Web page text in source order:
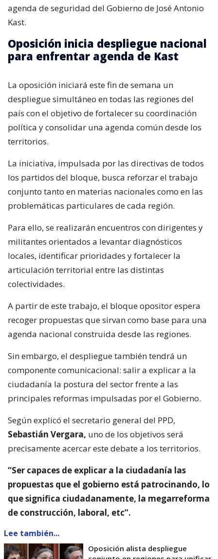
agenda de seguridad del Gobierno de José Antonio
Kast.
Oposición inicia despliegue nacional
para enfrentar agenda de Kast
La oposición iniciará este fin de semana un
despliegue simultáneo en todas las regiones del
país con el objetivo de fortalecer su coordinación
política y consolidar una agenda común desde los
territorios.
La iniciativa, impulsada por las directivas de todos
los partidos del bloque, busca reforzar el trabajo
conjunto tanto en materias nacionales como en las
problemáticas particulares de cada región.
Para ello, se realizarán encuentros con dirigentes y
militantes orientados a levantar diagnósticos
locales, identificar prioridades y fortalecer la
articulación territorial entre las distintas
colectividades.
A partir de este trabajo, el bloque opositor espera
recoger propuestas que sirvan como base para una
agenda nacional construida desde las regiones.
Sin embargo, el despliegue también tendrá un
componente comunicacional: salir a explicar a la
ciudadanía la postura del sector frente a las
principales reformas impulsadas por el Gobierno.
Según explicó el secretario general del PPD,
Sebastián Vergara, uno de los objetivos será
precisamente acercar este debate a los territorios.
“Ser capaces de explicar a la ciudadanía las
propuestas que el gobierno está patrocinando, lo
que significa ciudadanamente, la megarreforma
de construcción, laboral, etc”.
Lee también...
Oposición alista despliegue